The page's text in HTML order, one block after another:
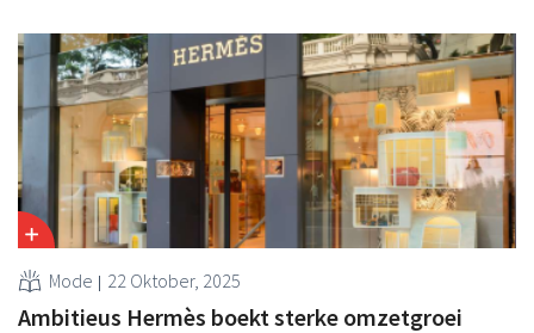
Mode 22 Oktober, 2025
Ambitieus Hermès boekt sterke omzetgroei